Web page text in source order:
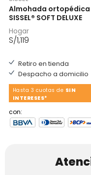
Almohada ortopédica
SISSEL® SOFT DELUXE
Hogar
S/1,119
Retiro en tienda
Despacho a domicilio
Hasta 3 cuotas de SIN
INTERESES*
con: